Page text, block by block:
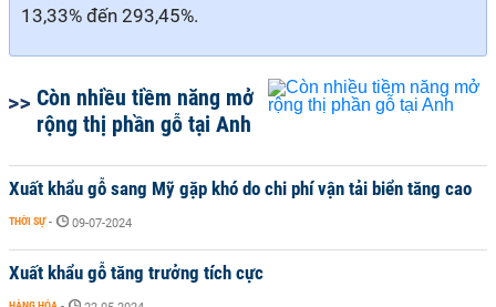
13,33% đến 293,45%.
Còn nhiều tiềm năng mở
rộng thị phần gỗ tại Anh
Xuất khẩu gỗ sang Mỹ gặp khó do chi phí vận tải biển tăng cao
THỜI SỰ - 09-07-2024
Xuất khẩu gỗ tăng trưởng tích cực